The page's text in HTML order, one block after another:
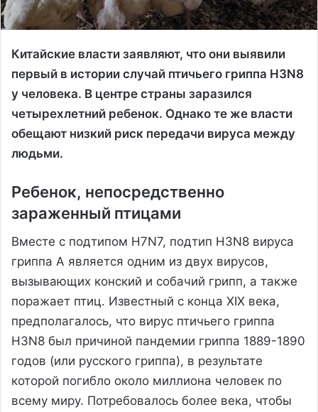
Китайские власти заявляют, что они выявили
первый в истории случай птичьего гриппа H3N8
у человека. В центре страны заразился
четырехлетний ребенок. Однако те же власти
обещают низкий риск передачи вируса между
людьми.
Ребенок, непосредственно
зараженный птицами
Вместе с подтипом H7N7, подтип H3N8 вируса
гриппа А является одним из двух вирусов,
вызывающих конский и собачий грипп, а также
поражает птиц. Известный с конца XIX века,
предполагалось, что вирус птичьего гриппа
H3N8 был причиной пандемии гриппа 1889-1890
годов (или русского гриппа), в результате
которой погибло около миллиона человек по
всему миру. Потребовалось более века, чтобы